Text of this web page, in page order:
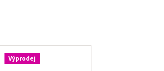
Výprodej